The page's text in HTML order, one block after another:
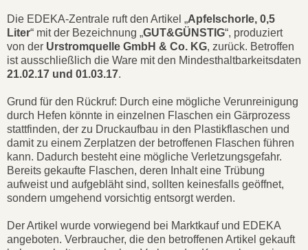
Die EDEKA-Zentrale ruft den Artikel „Apfelschorle, 0,5
Liter“ mit der Bezeichnung „GUT&GÜNSTIG“, produziert
von der Urstromquelle GmbH & Co. KG, zurück. Betroffen
ist ausschließlich die Ware mit den Mindesthaltbarkeitsdaten
21.02.17 und 01.03.17.
Grund für den Rückruf: Durch eine mögliche Verunreinigung
durch Hefen könnte in einzelnen Flaschen ein Gärprozess
stattfinden, der zu Druckaufbau in den Plastikflaschen und
damit zu einem Zerplatzen der betroffenen Flaschen führen
kann. Dadurch besteht eine mögliche Verletzungsgefahr.
Bereits gekaufte Flaschen, deren Inhalt eine Trübung
aufweist und aufgebläht sind, sollten keinesfalls geöffnet,
sondern umgehend vorsichtig entsorgt werden.
Der Artikel wurde vorwiegend bei Marktkauf und EDEKA
angeboten. Verbraucher, die den betroffenen Artikel gekauft